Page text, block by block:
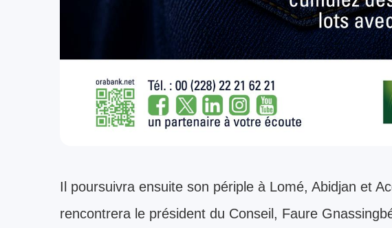
Il poursuivra ensuite son périple à Lomé, Abidjan et
rencontrera le président du Conseil, Faure